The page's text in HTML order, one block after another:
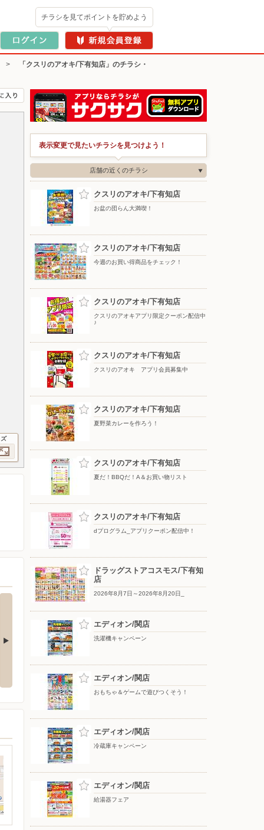
チラシを見てポイントを貯めよう
>
「クスリのアオキ/下有知店」のチラシ・
夏だ！BBQだ！A＆お買い物リス
ト
中！
表示変更で見たいチラシを見つけよう！
店舗の近くのチラシ
クスリのアオキ/下有知店
お盆の団らん大満喫！
クスリのアオキ/下有知店
今週のお買い得商品をチェック！
クスリのアオキ/下有知店
クスリのアオキアプリ限定クーポン配信中
♪
クスリのアオキ/下有知店
クスリのアオキ アプリ会員募集中
クスリのアオキ/下有知店
夏野菜カレーを作ろう！
クスリのアオキ/下有知店
夏だ！BBQだ！A＆お買い物リスト
クスリのアオキ/下有知店
dプログラム_アプリクーポン配信中！
ドラッグストアコスモス/下有知
店
2026年8月7日～2026年8月20日_
エディオン/関店
洗濯機キャンペーン
エディオン/関店
おもちゃ＆ゲームで遊びつくそう！
エディオン/関店
冷蔵庫キャンペーン
エディオン/関店
給湯器フェア